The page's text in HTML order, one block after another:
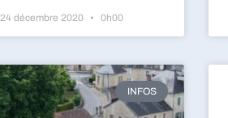
24 décembre 2020 0h00
INFOS